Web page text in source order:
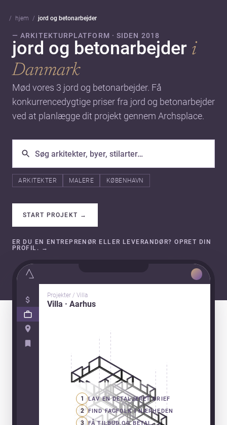
hjem jord og betonarbejder
— ARKITEKTURPLATFORM · SIDEN 2018
jord og betonarbejder i
Danmark
Mød vores 3 jord og betonarbejder. Få
konkurrencedygtige priser fra jord og betonarbejder
ved at planlægge dit projekt gennem Archsplace.
ARKITEKTER MALERE KØBENHAVN
START PROJEKT →
ER DU EN ENTREPRENØR ELLER LEVERANDØR? OPRET DIN
PROFIL.
→
Projekter / Villa
Villa · Aarhus
1 LAV EN DETALJERET BRIEF
2 FIND FAGFOLK I NÆRHEDEN
3 FÅ TILBUD OG BETAL